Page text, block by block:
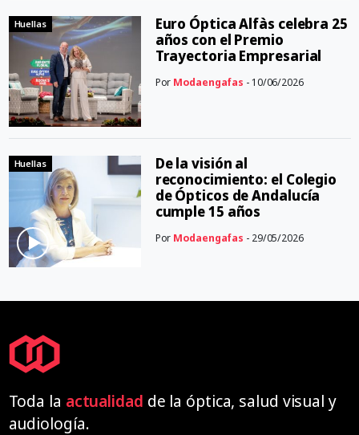
Huellas
Euro Óptica Alfàs celebra 25
años con el Premio
Trayectoria Empresarial
Por Modaengafas - 10/06/2026
Huellas
De la visión al
reconocimiento: el Colegio
de Ópticos de Andalucía
cumple 15 años
Por Modaengafas - 29/05/2026
Toda la actualidad de la óptica, salud visual y
audiología.